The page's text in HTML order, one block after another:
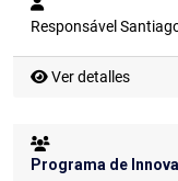
Responsável
Ver detalles
Programa de